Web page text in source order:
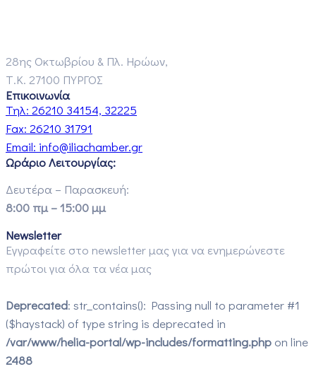
28ης Οκτωβρίου & Πλ. Ηρώων,
Τ.Κ. 27100 ΠΥΡΓΟΣ
Επικοινωνία
Τηλ: 26210 34154, 32225
Fax: 26210 31791
Email: info@iliachamber.gr
Ωράριο Λειτουργίας:
Δευτέρα – Παρασκευή:
8:00 πμ – 15:00 μμ
Newsletter
Εγγραφείτε στο newsletter μας για να ενημερώνεστε
πρώτοι για όλα τα νέα μας
Deprecated: str_contains(): Passing null to parameter #1
($haystack) of type string is deprecated in
/var/www/helia-portal/wp-includes/formatting.php on line
2488